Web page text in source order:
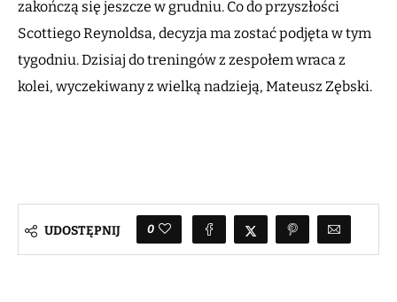
zakończą się jeszcze w grudniu. Co do przyszłości
Scottiego Reynoldsa, decyzja ma zostać podjęta w tym
tygodniu. Dzisiaj do treningów z zespołem wraca z
kolei, wyczekiwany z wielką nadzieją, Mateusz Zębski.
UDOSTĘPNIJ 0